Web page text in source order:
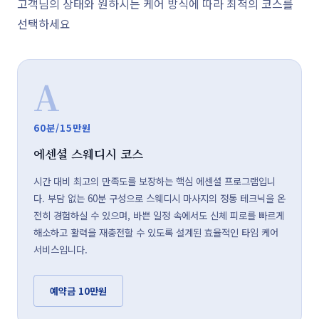
선택하세요
A
60분/15만원
에센셜 스웨디시 코스
시간 대비 최고의 만족도를 보장하는 핵심 에센셜 프로그램입니
다. 부담 없는 60분 구성으로 스웨디시 마사지의 정통 테크닉을 온
전히 경험하실 수 있으며, 바쁜 일정 속에서도 신체 피로를 빠르게
해소하고 활력을 재충전할 수 있도록 설계된 효율적인 타임 케어
서비스입니다.
예약금 10만원